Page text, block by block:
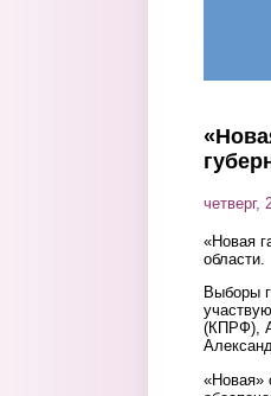
четверг,
«Новая
области.
Выборы
(КПРФ),
«Новая»